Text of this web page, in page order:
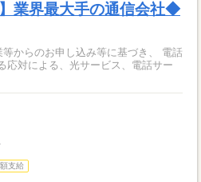
】業界最大手の通信会社◆
らのお申し込み等に基づき、 電話
応対による、光サービス、電話サー
支給